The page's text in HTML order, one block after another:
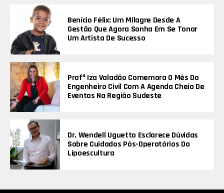
Benício Félix: Um Milagre Desde A
Gestão Que Agora Sonha Em Se Tonar
Um Artista De Sucesso
Profª Iza Valadão Comemora O Mês Do
Engenheiro Civil Com A Agenda Cheia De
Eventos Na Região Sudeste
Dr. Wendell Uguetto Esclarece Dúvidas
Sobre Cuidados Pós-Operatórios Da
Lipoescultura